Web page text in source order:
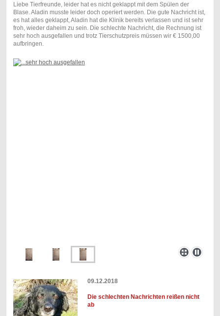
Liebe Tierfreunde, leider hat es nicht geklappt mit dem Spülen der
Blase. Aladin musste leider doch operiert werden. Die gute Nachricht ist,
es hat alles geklappt, Aladin hat die Klinik bereits verlassen und ist sehr
froh, wieder daheim zu sein. Die schlechte Nachricht, die Rechnung ist
sehr hoch ausgefallen und trotz Tierschutzpreis müssen wir € 1500,00
aufbringen.
09.12.2018
Die schlechten Nachrichten reißen nicht
ab